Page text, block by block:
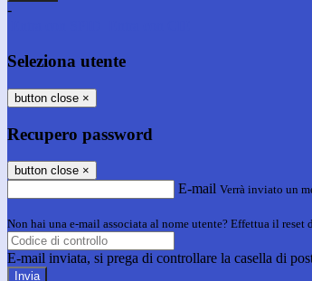
-
Seleziona utente
button close ×
Recupero password
button close ×
E-mail Verrà inviato un
Non hai una e-mail associata al nome utente? Effettua il reset
E-mail inviata, si prega di controllare la casella di